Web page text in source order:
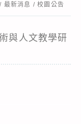
/ 最新消息 / 校園公告
與人文教學研